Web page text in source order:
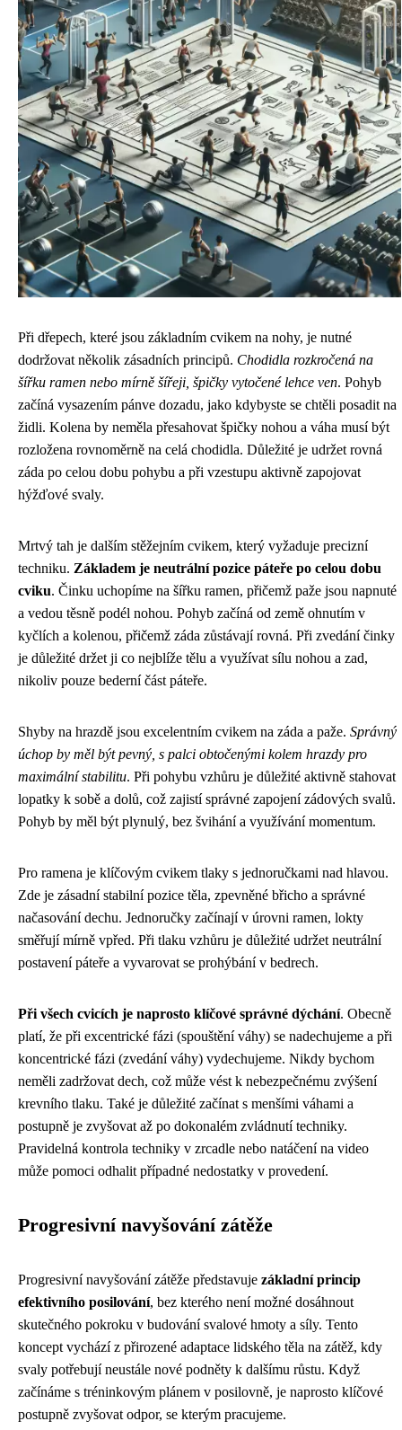
Při dřepech, které jsou základním cvikem na nohy, je nutné
dodržovat několik zásadních principů. Chodidla rozkročená na
šířku ramen nebo mírně šířeji, špičky vytočené lehce ven. Pohyb
začíná vysazením pánve dozadu, jako kdybyste se chtěli posadit na
židli. Kolena by neměla přesahovat špičky nohou a váha musí být
rozložena rovnoměrně na celá chodidla. Důležité je udržet rovná
záda po celou dobu pohybu a při vzestupu aktivně zapojovat
hýžďové svaly.
Mrtvý tah je dalším stěžejním cvikem, který vyžaduje precizní
techniku. Základem je neutrální pozice páteře po celou dobu
cviku. Činku uchopíme na šířku ramen, přičemž paže jsou napnuté
a vedou těsně podél nohou. Pohyb začíná od země ohnutím v
kyčlích a kolenou, přičemž záda zůstávají rovná. Při zvedání činky
je důležité držet ji co nejblíže tělu a využívat sílu nohou a zad,
nikoliv pouze bederní část páteře.
Shyby na hrazdě jsou excelentním cvikem na záda a paže. Správný
úchop by měl být pevný, s palci obtočenými kolem hrazdy pro
maximální stabilitu. Při pohybu vzhůru je důležité aktivně stahovat
lopatky k sobě a dolů, což zajistí správné zapojení zádových svalů.
Pohyb by měl být plynulý, bez švihání a využívání momentum.
Pro ramena je klíčovým cvikem tlaky s jednoručkami nad hlavou.
Zde je zásadní stabilní pozice těla, zpevněné břicho a správné
načasování dechu. Jednoručky začínají v úrovni ramen, lokty
směřují mírně vpřed. Při tlaku vzhůru je důležité udržet neutrální
postavení páteře a vyvarovat se prohýbání v bedrech.
Při všech cvicích je naprosto klíčové správné dýchání. Obecně
platí, že při excentrické fázi (spouštění váhy) se nadechujeme a při
koncentrické fázi (zvedání váhy) vydechujeme. Nikdy bychom
neměli zadržovat dech, což může vést k nebezpečnému zvýšení
krevního tlaku. Také je důležité začínat s menšími váhami a
postupně je zvyšovat až po dokonalém zvládnutí techniky.
Pravidelná kontrola techniky v zrcadle nebo natáčení na video
může pomoci odhalit případné nedostatky v provedení.
Progresivní navyšování zátěže
Progresivní navyšování zátěže představuje základní princip
efektivního posilování, bez kterého není možné dosáhnout
skutečného pokroku v budování svalové hmoty a síly. Tento
koncept vychází z přirozené adaptace lidského těla na zátěž, kdy
svaly potřebují neustále nové podněty k dalšímu růstu. Když
začínáme s tréninkovým plánem v posilovně, je naprosto klíčové
postupně zvyšovat odpor, se kterým pracujeme.